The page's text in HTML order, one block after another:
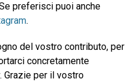
preferisci puoi anche
.
del vostro contributo, per
concretamente
Grazie per il vostro